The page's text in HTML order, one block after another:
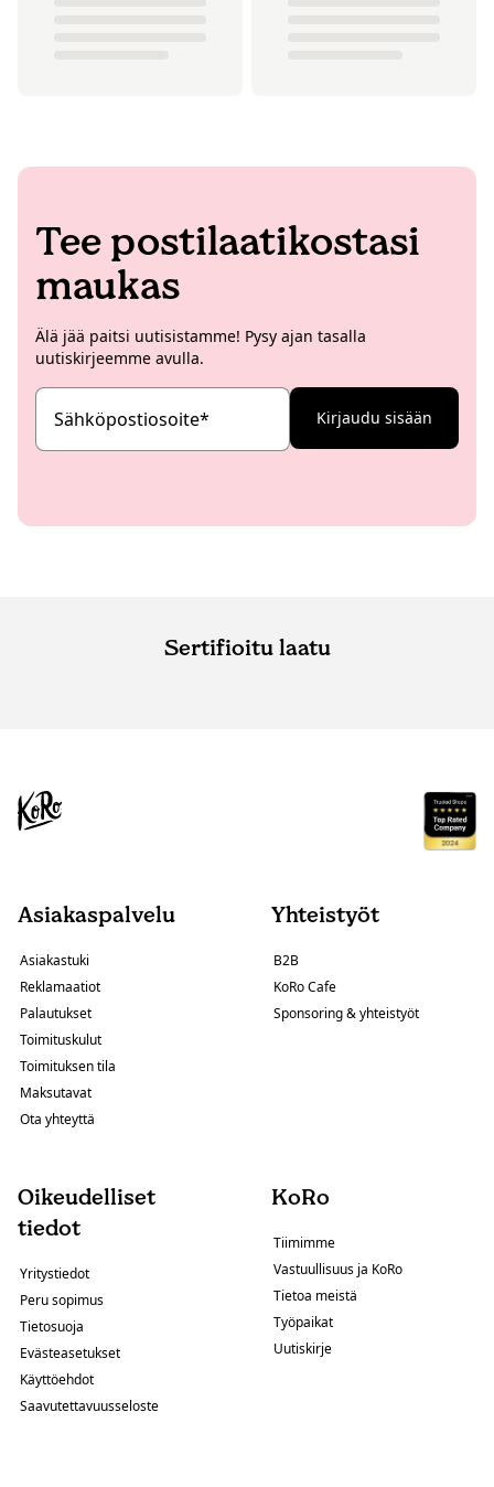
Tee postilaatikostasi
maukas
Älä jää paitsi uutisistamme! Pysy ajan tasalla
uutiskirjeemme avulla.
Sähköpostiosoite* Kirjaudu sisään
Sertifioitu laatu
Asiakaspalvelu
Asiakastuki
Reklamaatiot
Palautukset
Toimituskulut
Toimituksen tila
Maksutavat
Ota yhteyttä
Yhteistyöt
B2B
KoRo Cafe
Sponsoring & yhteistyöt
Oikeudelliset
tiedot
Yritystiedot
Peru sopimus
Tietosuoja
Evästeasetukset
Käyttöehdot
Saavutettavuusseloste
KoRo
Tiimimme
Vastuullisuus ja KoRo
Tietoa meistä
Työpaikat
Uutiskirje